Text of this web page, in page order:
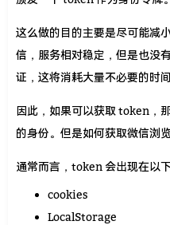
这么做的目的主要是尽可能减
信，服务相对稳定，但是也没
证，这将消耗大量不必要的时间
因此，如果可以获取 token，
的身份。但是如何获取微信浏
通常而言，token 会出现在以
cookies
LocalStorage